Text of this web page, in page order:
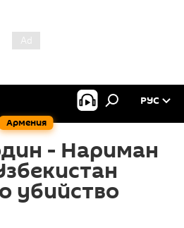
Армения
РУС
- Нариман
убийство